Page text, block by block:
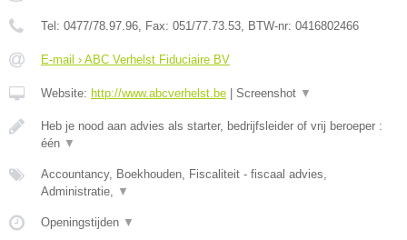
Tel: 0477/78.97.96 , Fax: 051/77.73.53 , BTW-nr: 0416802466
E-mail › ABC Verhelst Fiduciaire BV
Website: http://www.abcverhelst.be Screenshot ▼
Heb je nood aan advies als starter, bedrijfsleider of vrij beroeper :
één ▼
Accountancy, Boekhouden, Fiscaliteit - fiscaal advies,
Administratie,
▼
Openingstijden ▼